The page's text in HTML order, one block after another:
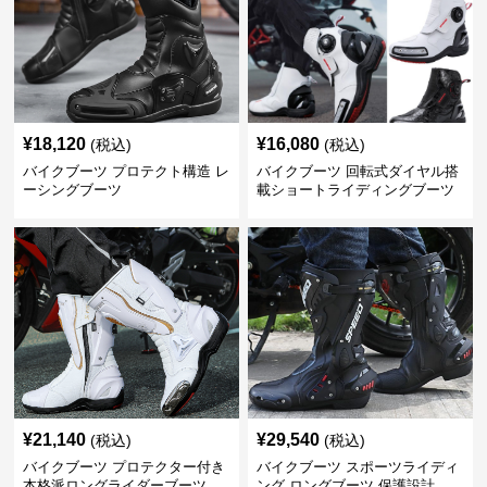
¥18,120 (税込)
バイクブーツ プロテクト構造 レ
ーシングブーツ
¥16,080 (税込)
バイクブーツ 回転式ダイヤル搭
載ショートライディングブーツ
¥21,140 (税込)
バイクブーツ プロテクター付き
¥29,540 (税込)
バイクブーツ スポーツライディ